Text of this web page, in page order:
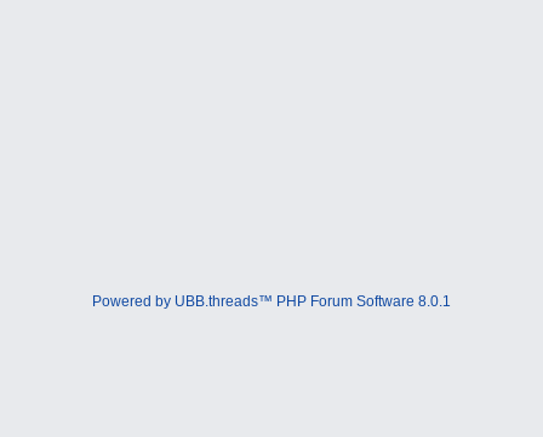
Powered by UBB.threads™ PHP Forum Software 8.0.1